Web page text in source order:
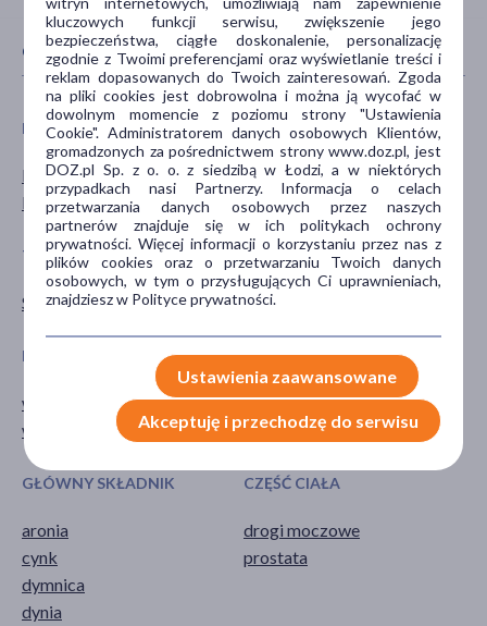
CECHY PRODUKTU
PŁEĆ
Mężczyzna
Kobieta
WIEK
dla dorosłych
dla seniorów
TYP PRODUKTU
Suplement diety
POSTAĆ
tabletka
DZIAŁANIE/WŁAŚCIWOŚCI
wspomagające
wzmacniające
PROBLEM
prostata
GŁÓWNY SKŁADNIK
aronia
cynk
dymnica
dynia
CZĘŚĆ CIAŁA
drogi moczowe
prostata
kluczowych funkcji serwisu, zwiększenie jego
bezpieczeństwa, ciągłe doskonalenie, personalizację
zgodnie z Twoimi preferencjami oraz wyświetlanie treści i
reklam dopasowanych do Twoich zainteresowań. Zgoda
na pliki cookies jest dobrowolna i można ją wycofać w
dowolnym momencie z poziomu strony "Ustawienia
Cookie". Administratorem danych osobowych Klientów,
gromadzonych za pośrednictwem strony www.doz.pl, jest
DOZ.pl Sp. z o. o. z siedzibą w Łodzi, a w niektórych
przypadkach nasi Partnerzy. Informacja o celach
przetwarzania danych osobowych przez naszych
partnerów znajduje się w ich politykach ochrony
prywatności. Więcej informacji o korzystaniu przez nas z
plików cookies oraz o przetwarzaniu Twoich danych
osobowych, w tym o przysługujących Ci uprawnieniach,
znajdziesz w Polityce prywatności.
Ustawienia zaawansowane
Akceptuję i przechodzę do serwisu